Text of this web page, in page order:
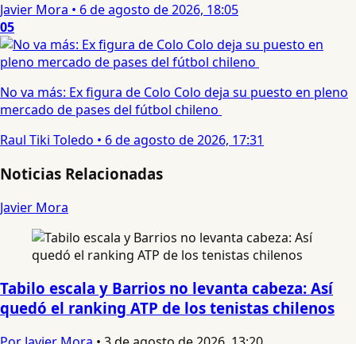
Javier Mora • 6 de agosto de 2026, 18:05
05
No va más: Ex figura de Colo Colo deja su puesto en pleno
mercado de pases del fútbol chileno
Raul Tiki Toledo • 6 de agosto de 2026, 17:31
Noticias Relacionadas
Javier Mora
Tabilo escala y Barrios no levanta cabeza: Así
quedó el ranking ATP de los tenistas chilenos